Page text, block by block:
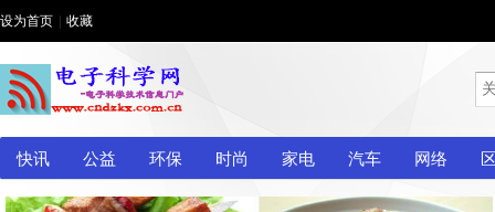
设为首页 收藏
快讯 公益 环保 时尚 家电 汽车 网络